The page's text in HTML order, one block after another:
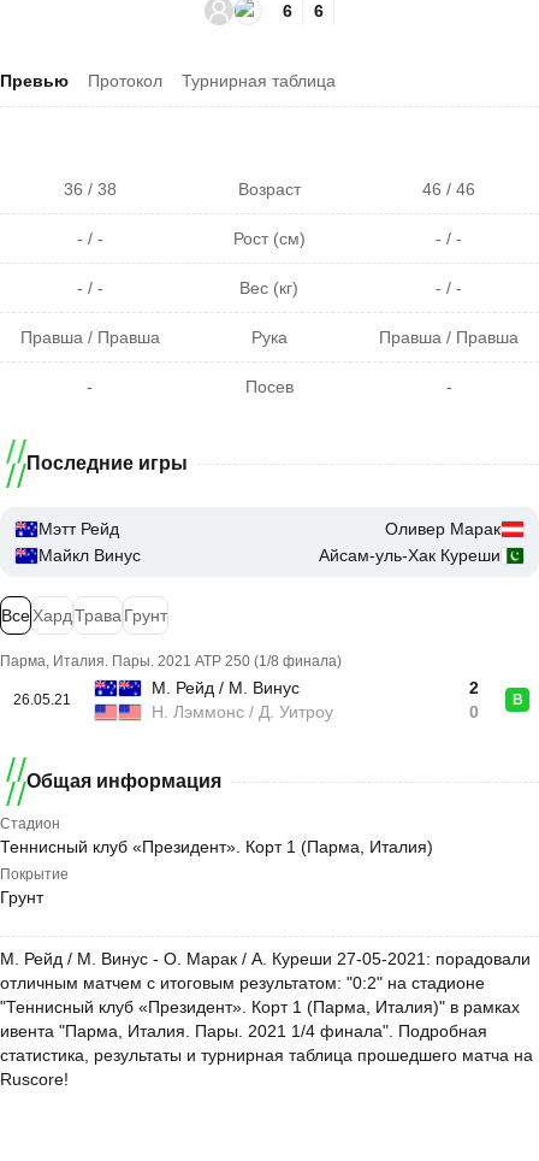
6
6
Превью Протокол Турнирная таблица
36 / 38 Возраст 46 / 46
- / - Рост (см) - / -
- / - Вес (кг) - / -
Правша / Правша Рука Правша / Правша
- Посев -
Последние игры
Мэтт Рейд
Майкл Винус
Оливер Марак
Айсам-уль-Хак Куреши
ВсеХардТрава Грунт
Парма, Италия. Пары. 2021 ATP 250 (1/8 финала)
26.05.21
М. Рейд / М. Винус
Н. Лэммонс / Д. Уитроу
2
0
В
Общая информация
Стадион
Теннисный клуб «Президент». Корт 1 (Парма, Италия)
Покрытие
Грунт
М. Рейд / М. Винус - О. Марак / А. Куреши 27-05-2021: порадовали
отличным матчем с итоговым результатом: "0:2" на стадионе
"Теннисный клуб «Президент». Корт 1 (Парма, Италия)" в рамках
ивента "Парма, Италия. Пары. 2021 1/4 финала". Подробная
статистика, результаты и турнирная таблица прошедшего матча на
Ruscore!